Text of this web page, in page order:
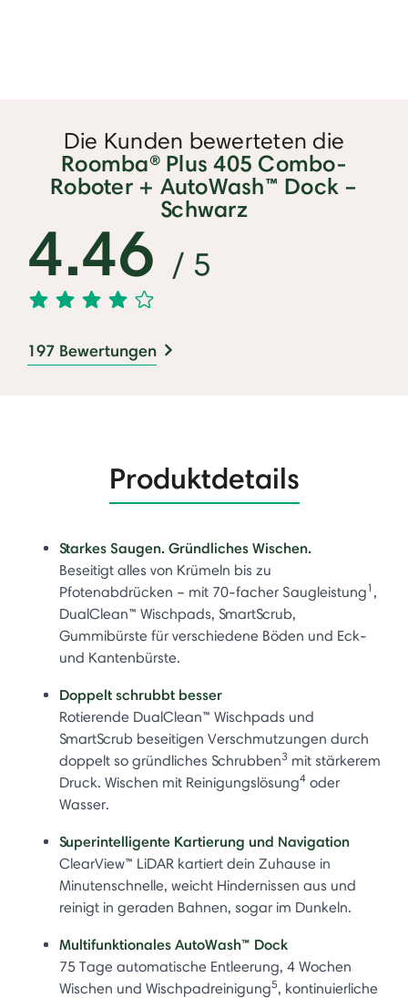
Die Kunden bewerteten die
Roomba® Plus 405 Combo-
Roboter + AutoWash™ Dock –
Schwarz
4.46 / 5
197 Bewertungen
Produktdetails
Starkes Saugen. Gründliches Wischen.
Beseitigt alles von Krümeln bis zu
Pfotenabdrücken – mit 70-facher Saugleistung1 ,
DualClean™ Wischpads, SmartScrub,
Gummibürste für verschiedene Böden und Eck-
und Kantenbürste.
Doppelt schrubbt besser
Rotierende DualClean™ Wischpads und
SmartScrub beseitigen Verschmutzungen durch
doppelt so gründliches Schrubben3 mit stärkerem
Druck. Wischen mit Reinigungslösung4 oder
Wasser.
Superintelligente Kartierung und Navigation
ClearView™ LiDAR kartiert dein Zuhause in
Minutenschnelle, weicht Hindernissen aus und
reinigt in geraden Bahnen, sogar im Dunkeln.
Multifunktionales AutoWash™ Dock
75 Tage automatische Entleerung, 4 Wochen
Wischen und Wischpadreinigung5, kontinuierliche